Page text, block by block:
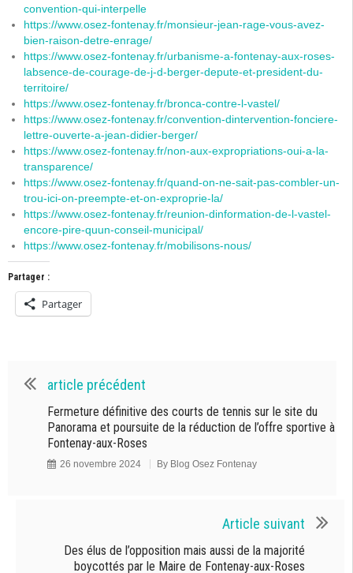
convention-qui-interpelle
https://www.osez-fontenay.fr/monsieur-jean-rage-vous-avez-
bien-raison-detre-enrage/
https://www.osez-fontenay.fr/urbanisme-a-fontenay-aux-roses-
labsence-de-courage-de-j-d-berger-depute-et-president-du-
territoire/
https://www.osez-fontenay.fr/bronca-contre-l-vastel/
https://www.osez-fontenay.fr/convention-dintervention-fonciere-
lettre-ouverte-a-jean-didier-berger/
https://www.osez-fontenay.fr/non-aux-expropriations-oui-a-la-
transparence/
https://www.osez-fontenay.fr/quand-on-ne-sait-pas-combler-un-
trou-ici-on-preempte-et-on-exproprie-la/
https://www.osez-fontenay.fr/reunion-dinformation-de-l-vastel-
encore-pire-quun-conseil-municipal/
https://www.osez-fontenay.fr/mobilisons-nous/
Partager :
Partager
article précédent
Fermeture définitive des courts de tennis sur le site du
Panorama et poursuite de la réduction de l’offre sportive à
Fontenay-aux-Roses
26 novembre 2024 By Blog Osez Fontenay
Article suivant
Des élus de l’opposition mais aussi de la majorité
boycottés par le Maire de Fontenay-aux-Roses